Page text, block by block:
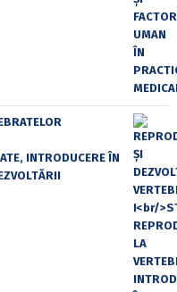
INTRODUCERE ÎN